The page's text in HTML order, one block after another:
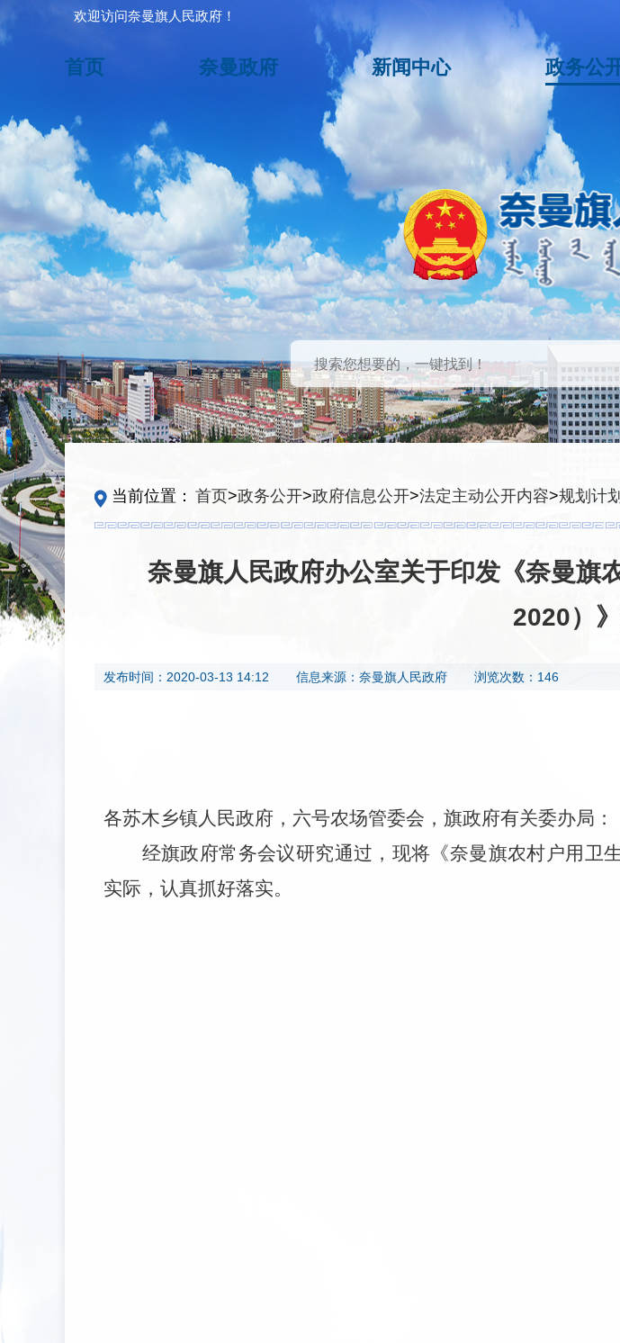
欢迎访问奈曼旗人民政府！
首页 奈曼政府 新闻中心 政务公
当前位置： 首页>政务公开>政府信息公开>法定主动公开内容>规划计划
奈曼旗人民政府办公室关于印发《奈曼
2020）
发布时间： 2020-03-13 14:12 信息来源： 奈曼旗人民政府 浏览次数：146
各苏木乡镇人民政府，六号农场管委会，旗政府有关委办局：
经旗政府常务会议研究通过，现将《奈曼旗农村户用卫
实际，认真抓好落实。
2019年